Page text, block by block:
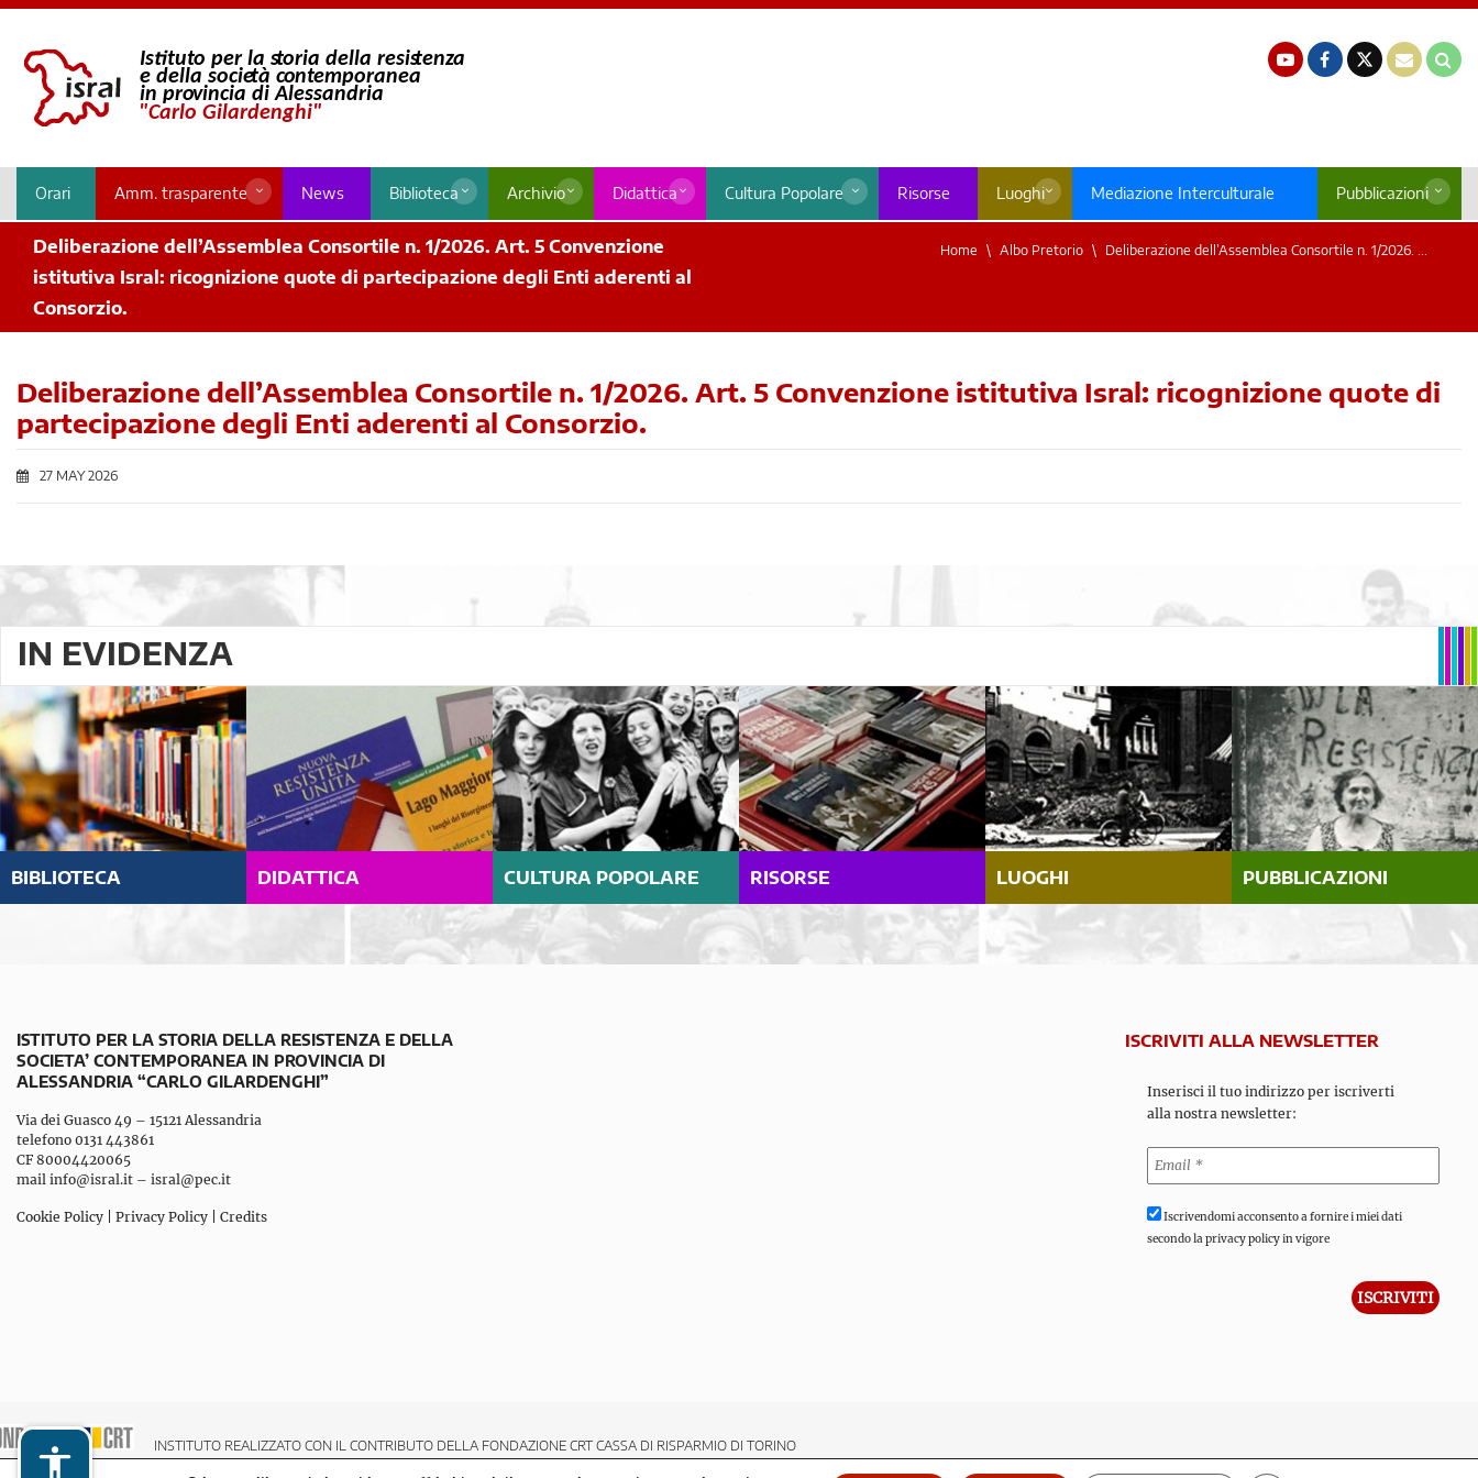
Orari Amm. trasparente News Biblioteca Archivio Didattica Cultura Popolare Risorse Luoghi Mediazione Interculturale Pubblicazioni
Deliberazione dell’Assemblea Consortile n. 1/2026. Art. 5 Convenzione
istitutiva Isral: ricognizione quote di partecipazione degli Enti aderenti al
Consorzio.
Home Albo Pretorio Deliberazione dell’Assemblea Consortile n. 1/2026. ...
Deliberazione dell’Assemblea Consortile n. 1/2026. Art. 5 Convenzione istitutiva Isral: ricognizione quote di
partecipazione degli Enti aderenti al Consorzio.
27 MAY 2026
IN EVIDENZA
BIBLIOTECA DIDATTICA CULTURA POPOLARE RISORSE LUOGHI PUBBLICAZIONI
ISTITUTO PER LA STORIA DELLA RESISTENZA E DELLA
SOCIETA’ CONTEMPORANEA IN PROVINCIA DI
ALESSANDRIA “CARLO GILARDENGHI”
Via dei Guasco 49 – 15121 Alessandria
telefono 0131 443861
CF 80004420065
mail info@isral.it – isral@pec.it
Cookie Policy Privacy Policy Credits
ISCRIVITI ALLA NEWSLETTER
Inserisci il tuo indirizzo per iscriverti
alla nostra newsletter:
Iscrivendomi acconsento a fornire i miei dati
secondo la privacy policy in vigore
INSTITUTO REALIZZATO CON IL CONTRIBUTO DELLA FONDAZIONE CRT CASSA DI RISPARMIO DI TORINO